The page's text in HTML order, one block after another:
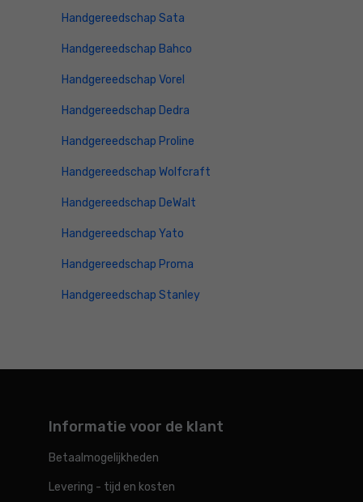
Handgereedschap Sata
Handgereedschap Bahco
Handgereedschap Vorel
Handgereedschap Dedra
Handgereedschap Proline
Handgereedschap Wolfcraft
Handgereedschap DeWalt
Handgereedschap Yato
Handgereedschap Proma
Handgereedschap Stanley
Informatie voor de klant
Betaalmogelijkheden
Levering - tijd en kosten